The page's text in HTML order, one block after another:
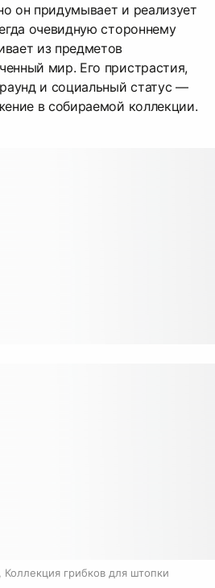
он придумывает и реализует
очевидную стороннему
из предметов
мир. Его пристрастия,
и социальный статус —
в собираемой коллекции.
грибков для штопки